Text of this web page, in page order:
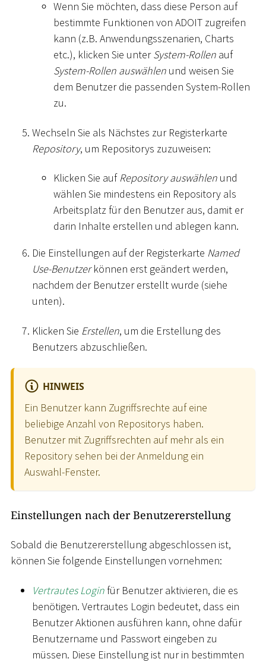
Wenn Sie möchten, dass diese Person auf
bestimmte Funktionen von ADOIT zugreifen
kann (z.B. Anwendungsszenarien, Charts
etc.), klicken Sie unterSystem-Rollen auf
System-Rollen auswählen und weisen Sie
dem Benutzer die passenden System-Rollen
zu.
Wechseln Sie als Nächstes zur Registerkarte
Repository, um Repositorys zuzuweisen:
Klicken Sie aufRepository auswählen und
wählen Sie mindestens ein Repository als
Arbeitsplatz für den Benutzer aus, damit er
darin Inhalte erstellen und ablegen kann.
Die Einstellungen auf der Registerkarte Named
Use-Benutzerkönnen erst geändert werden,
nachdem der Benutzer erstellt wurde (siehe
unten).
Klicken Sie Erstellen, um die Erstellung des
Benutzers abzuschließen.
HINWEIS
Ein Benutzer kann Zugriffsrechte auf eine
beliebige Anzahl von Repositorys haben.
Benutzer mit Zugriffsrechten auf mehr als ein
Repository sehen bei der Anmeldung ein
Auswahl-Fenster.
Einstellungen nach der Benutzererstellung
Sobald die Benutzererstellung abgeschlossen ist,
können Sie folgende Einstellungen vornehmen:
Vertrautes Login für Benutzer aktivieren, die es
benötigen. Vertrautes Login bedeutet, dass ein
Benutzer Aktionen ausführen kann, ohne dafür
Benutzername und Passwort eingeben zu
müssen. Diese Einstellung ist nur in bestimmten